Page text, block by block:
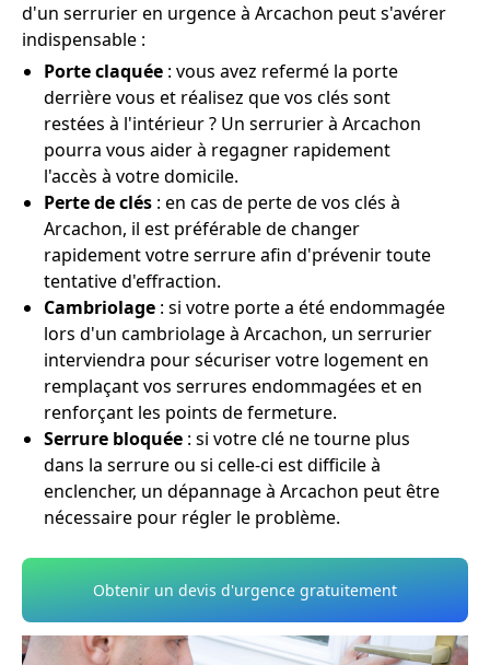
d'un serrurier en urgence à Arcachon peut s'avérer
indispensable :
Porte claquée : vous avez refermé la porte
derrière vous et réalisez que vos clés sont
restées à l'intérieur ? Un serrurier à Arcachon
pourra vous aider à regagner rapidement
l'accès à votre domicile.
Perte de clés : en cas de perte de vos clés à
Arcachon, il est préférable de changer
rapidement votre serrure afin d'prévenir toute
tentative d'effraction.
Cambriolage : si votre porte a été endommagée
lors d'un cambriolage à Arcachon, un serrurier
interviendra pour sécuriser votre logement en
remplaçant vos serrures endommagées et en
renforçant les points de fermeture.
Serrure bloquée : si votre clé ne tourne plus
dans la serrure ou si celle-ci est difficile à
enclencher, un dépannage à Arcachon peut être
nécessaire pour régler le problème.
Obtenir un devis d'urgence gratuitement